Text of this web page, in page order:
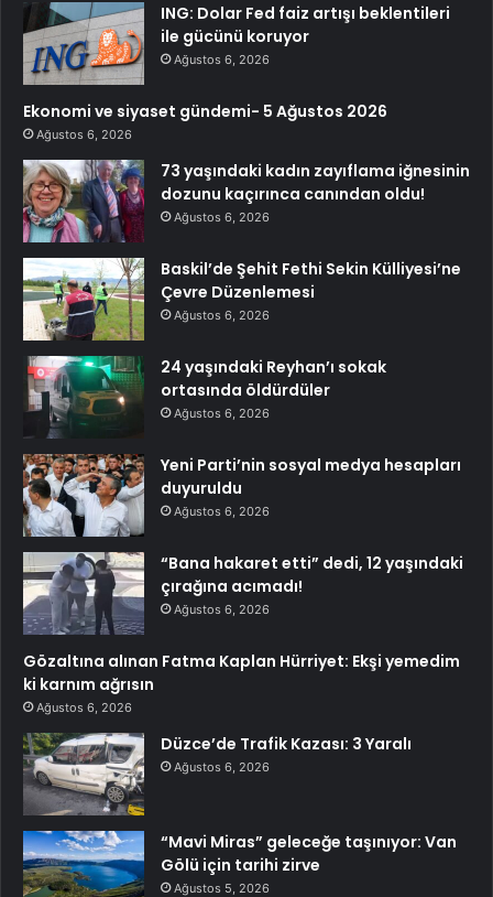
ING: Dolar Fed faiz artışı beklentileri
ile gücünü koruyor
Ağustos 6, 2026
Ekonomi ve siyaset gündemi- 5 Ağustos 2026
Ağustos 6, 2026
73 yaşındaki kadın zayıflama iğnesinin
dozunu kaçırınca canından oldu!
Ağustos 6, 2026
Baskil’de Şehit Fethi Sekin Külliyesi’ne
Çevre Düzenlemesi
Ağustos 6, 2026
24 yaşındaki Reyhan’ı sokak
ortasında öldürdüler
Ağustos 6, 2026
Yeni Parti’nin sosyal medya hesapları
duyuruldu
Ağustos 6, 2026
“Bana hakaret etti” dedi, 12 yaşındaki
çırağına acımadı!
Ağustos 6, 2026
Gözaltına alınan Fatma Kaplan Hürriyet: Ekşi yemedim
ki karnım ağrısın
Ağustos 6, 2026
Düzce’de Trafik Kazası: 3 Yaralı
Ağustos 6, 2026
“Mavi Miras” geleceğe taşınıyor: Van
Gölü için tarihi zirve
Ağustos 5, 2026